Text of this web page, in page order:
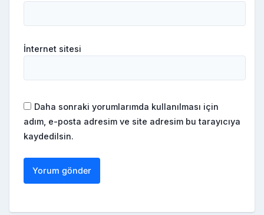
İnternet sitesi
Daha sonraki yorumlarımda kullanılması için
adım, e-posta adresim ve site adresim bu tarayıcıya
kaydedilsin.